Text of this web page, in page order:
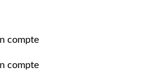
compte
compte